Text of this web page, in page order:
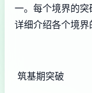
一。每个境界的
详细介绍各个境界
筑基期突破